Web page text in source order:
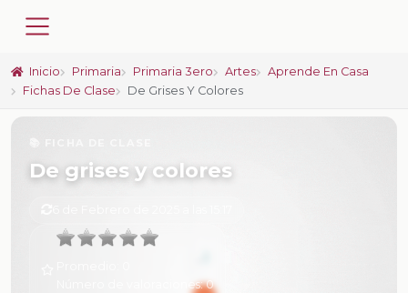
Inicio Primaria Primaria 3ero Artes
Aprende En Casa
Fichas De Clase
De Grises Y Colores
De grises y colores
Número de valoraciones:0